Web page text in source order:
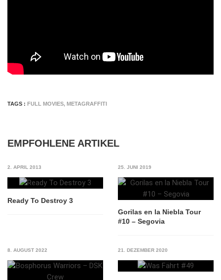
TAGS : FULL MOVIES, METAGRAFFITI
EMPFOHLENE ARTIKEL
2. APRIL 2013
Ready To Destroy 3
25. JUNI 2019
Gorilas en la Niebla Tour
#10 – Segovia
8. AUGUST 2022 21. DEZEMBER 2020